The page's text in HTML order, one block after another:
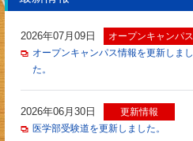
2026年07月09日
オープンキャンパス
オープンキャンパス情報を更新しまし
た。
2026年06月30日
更新情報
医学部受験道を更新しました。